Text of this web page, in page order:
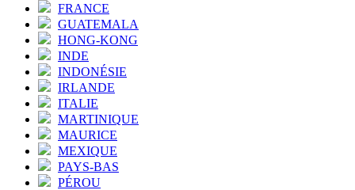
FRANCE
GUATEMALA
HONG-KONG
INDE
INDONÉSIE
IRLANDE
ITALIE
MARTINIQUE
MAURICE
MEXIQUE
PAYS-BAS
PÉROU